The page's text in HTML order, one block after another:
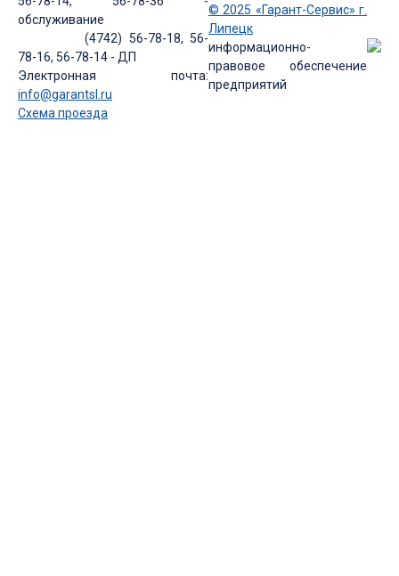
обслуживание
(4742) 56-78-18, 56-
78-16, 56-78-14 - ДП
Электронная почта:
info@garantsl.ru
Схема проезда
© 2025 «Гарант-Сервис» г.
Липецк
информационно-
правовое обеспечение
предприятий